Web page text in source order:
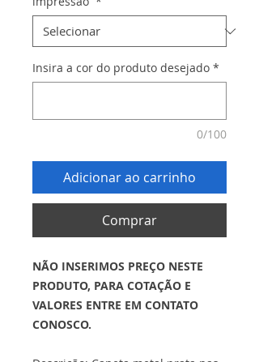
Insira a cor do produto desejado *
0/100
Adicionar ao carrinho
Comprar
NÃO INSERIMOS PREÇO NESTE
PRODUTO, PARA COTAÇÃO E
VALORES ENTRE EM CONTATO
CONOSCO.